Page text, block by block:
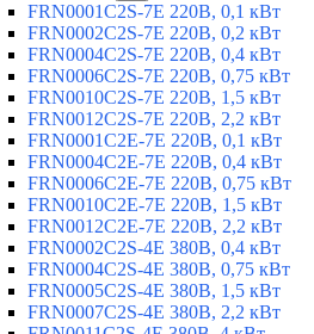
FRN0001C2S-7E 220В, 0,1 кВт
FRN0002C2S-7E 220В, 0,2 кВт
FRN0004C2S-7E 220В, 0,4 кВт
FRN0006C2S-7E 220В, 0,75 кВт
FRN0010C2S-7E 220В, 1,5 кВт
FRN0012C2S-7E 220В, 2,2 кВт
FRN0001C2E-7E 220В, 0,1 кВт
FRN0004C2E-7E 220В, 0,4 кВт
FRN0006C2E-7E 220В, 0,75 кВт
FRN0010C2E-7E 220В, 1,5 кВт
FRN0012C2E-7E 220В, 2,2 кВт
FRN0002C2S-4E 380В, 0,4 кВт
FRN0004C2S-4E 380В, 0,75 кВт
FRN0005C2S-4E 380В, 1,5 кВт
FRN0007C2S-4E 380В, 2,2 кВт